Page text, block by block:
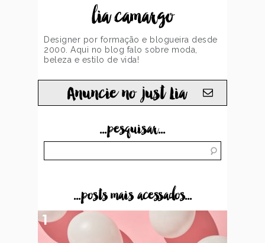
lia camargo
Designer por formação e blogueira desde
2000. Aqui no blog falo sobre moda,
beleza e estilo de vida!
Anuncie no just Lia
...pesquisar...
...posts mais acessados...
1